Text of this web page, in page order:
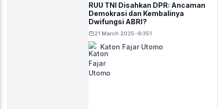
RUU TNI Disahkan DPR: Ancaman
Demokrasi dan Kembalinya
Dwifungsi ABRI?
21 March 2025• 351
Katon Fajar Utomo